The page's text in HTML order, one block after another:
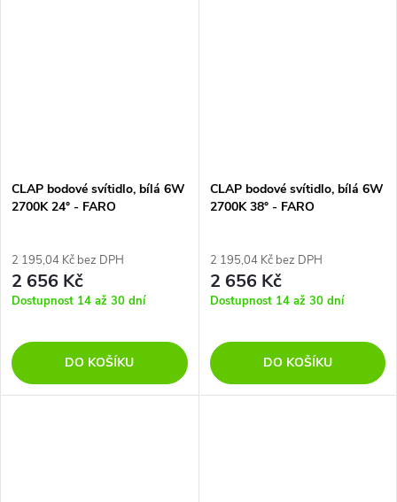
CLAP bodové svítidlo, bílá 6W
2700K 24° - FARO
2 195,04 Kč bez DPH
2 656 Kč
Dostupnost 14 až 30 dní
DO KOŠÍKU
CLAP bodové svítidlo, bílá 6W
2700K 38° - FARO
2 195,04 Kč bez DPH
2 656 Kč
Dostupnost 14 až 30 dní
DO KOŠÍKU